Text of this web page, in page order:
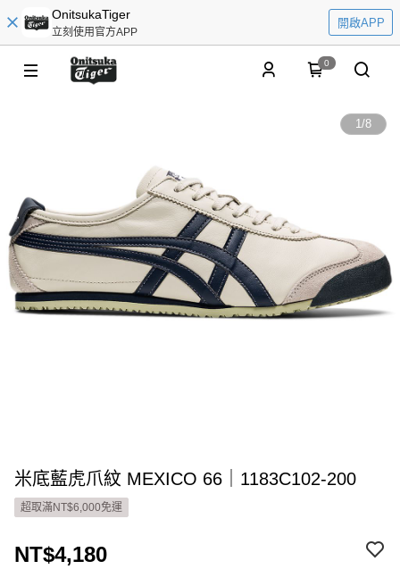
OnitsukaTiger
立刻使用官方APP
開啟APP
0
1/8
米底藍虎爪紋 MEXICO 66｜1183C102-200
超取滿NT$6,000免運
NT$4,180